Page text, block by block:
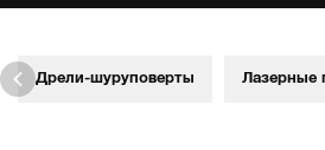
Дрели-шуруповерты Лазерные